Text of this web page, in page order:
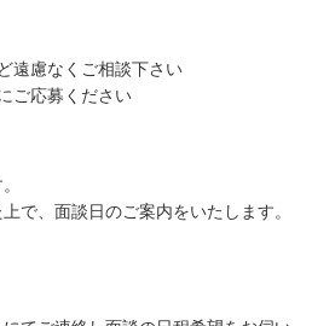
遠慮なくご相談下さい
ご応募ください
で、面談日のご案内をいたします。